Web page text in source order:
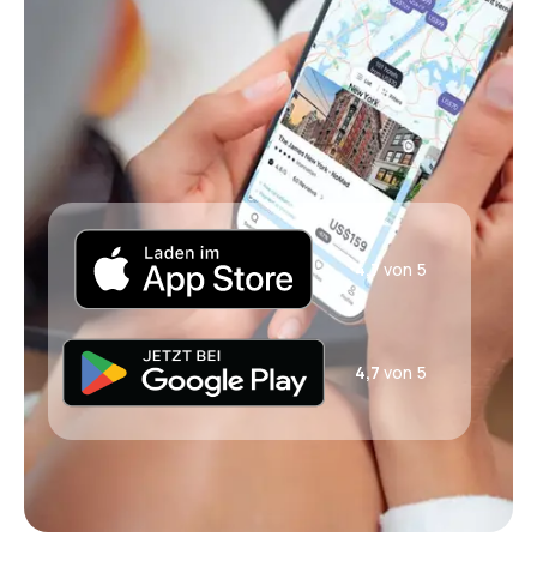
4,7von 5
4,7 von 5